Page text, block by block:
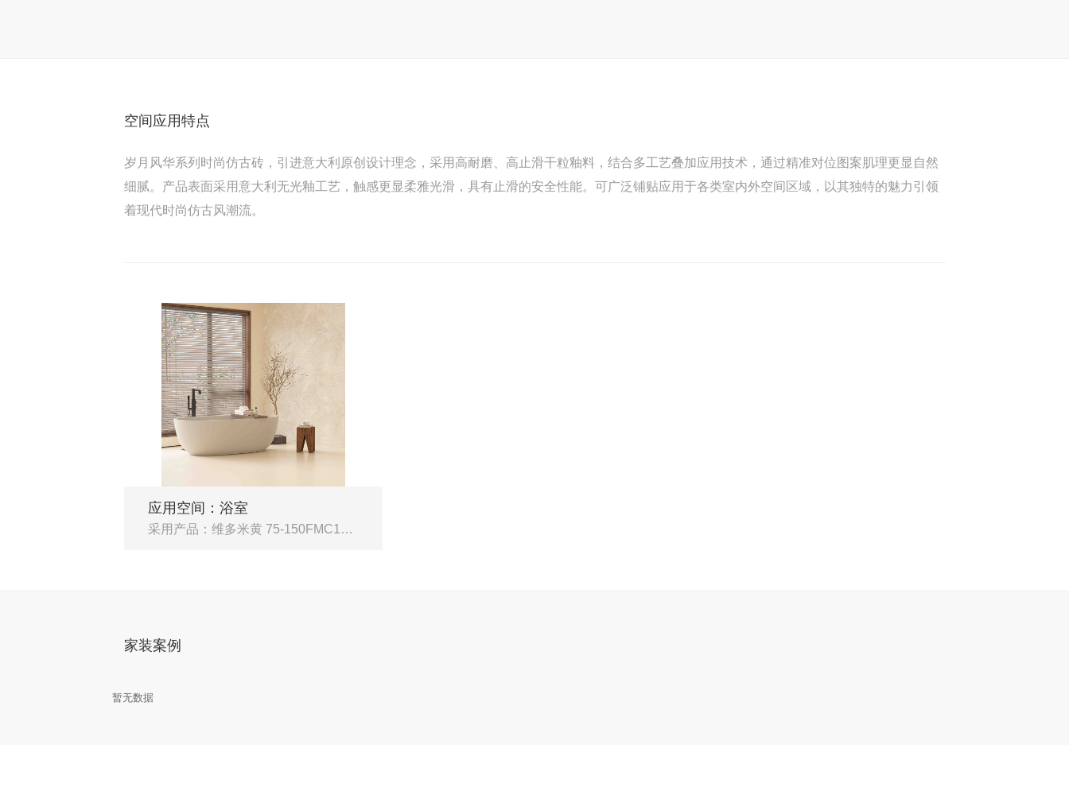
空间应用特点
岁月风华系列时尚仿古砖，引进意大利原创设计理念，采用高耐磨、高止滑干粒釉料，结合多工艺叠加应用技术，通过精准对位图案肌理更显自然
细腻。产品表面采用意大利无光釉工艺，触感更显柔雅光滑，具有止滑的安全性能。可广泛铺贴应用于各类室内外空间区域，以其独特的魅力引领
着现代时尚仿古风潮流。
应用空间：浴室
采用产品：维多米黄 75-150FMC10281M
家装案例
暂无数据